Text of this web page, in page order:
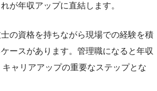
が年収アップに直結します。
の資格を持ちながら現場での経験を積
ースがあります。管理職になると年収
ャリアアップの重要なステップとな